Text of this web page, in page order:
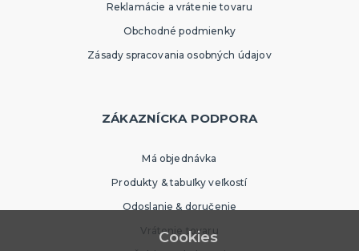
Reklamácie a vrátenie tovaru
Obchodné podmienky
Zásady spracovania osobných údajov
ZÁKAZNÍCKA PODPORA
Má objednávka
Produkty & tabuľky veľkostí
Odoslanie & doručenie
Vrátenie tovaru
Cookies